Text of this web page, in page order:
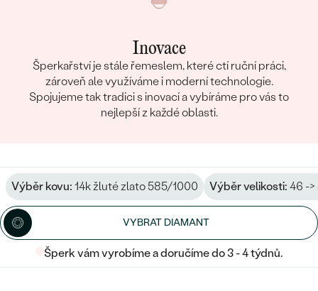
Inovace
Šperkařství je stále řemeslem, které ctí ruční práci,
zároveň ale využíváme i moderní technologie.
Spojujeme tak tradici s inovací a vybíráme pro vás to
nejlepší z každé oblasti.
Výběr kovu: 14k žluté zlato 585/1000 Výběr velikosti: 46 ->
VYBRAT DIAMANT
Šperk vám vyrobíme a doručíme do 3 - 4 týdnů.